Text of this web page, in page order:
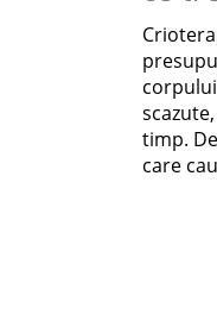
timp.
care